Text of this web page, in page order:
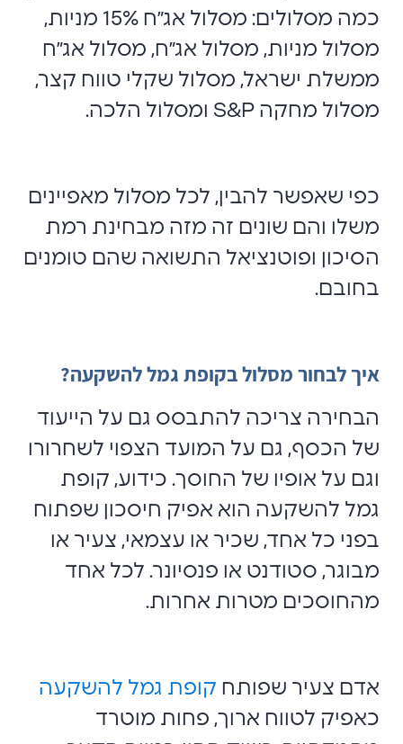
כמה מסלולים: מסלול אג״ח 15% מניות,
מסלול מניות, מסלול אג״ח, מסלול אג״ח
ממשלת ישראל, מסלול שקלי טווח קצר,
מסלול מחקה S&P ומסלול הלכה.
כפי שאפשר להבין, לכל מסלול מאפיינים
משלו והם שונים זה מזה ‏מבחינת רמת
הסיכון ופוטנציאל התשואה ‏שהם טומנים
בחובם.
איך לבחור מסלול בקופת גמל להשקעה?
‏הבחירה צריכה להתבסס גם על הייעוד
של הכסף, גם על המועד הצפוי לשחרורו
וגם ‏על אופיו של החוסך.‏ כידוע, קופת
גמל להשקעה הוא אפיק חיסכון שפתוח
בפני כל אחד, שכיר או עצמאי, צעיר או
מבוגר, סטודנט או פנסיונר. לכל אחד
מהחוסכים מטרות אחרות.
אדם צעיר שפותח קופת גמל להשקעה
כאפיק לטווח ארוך, פחות מוטרד